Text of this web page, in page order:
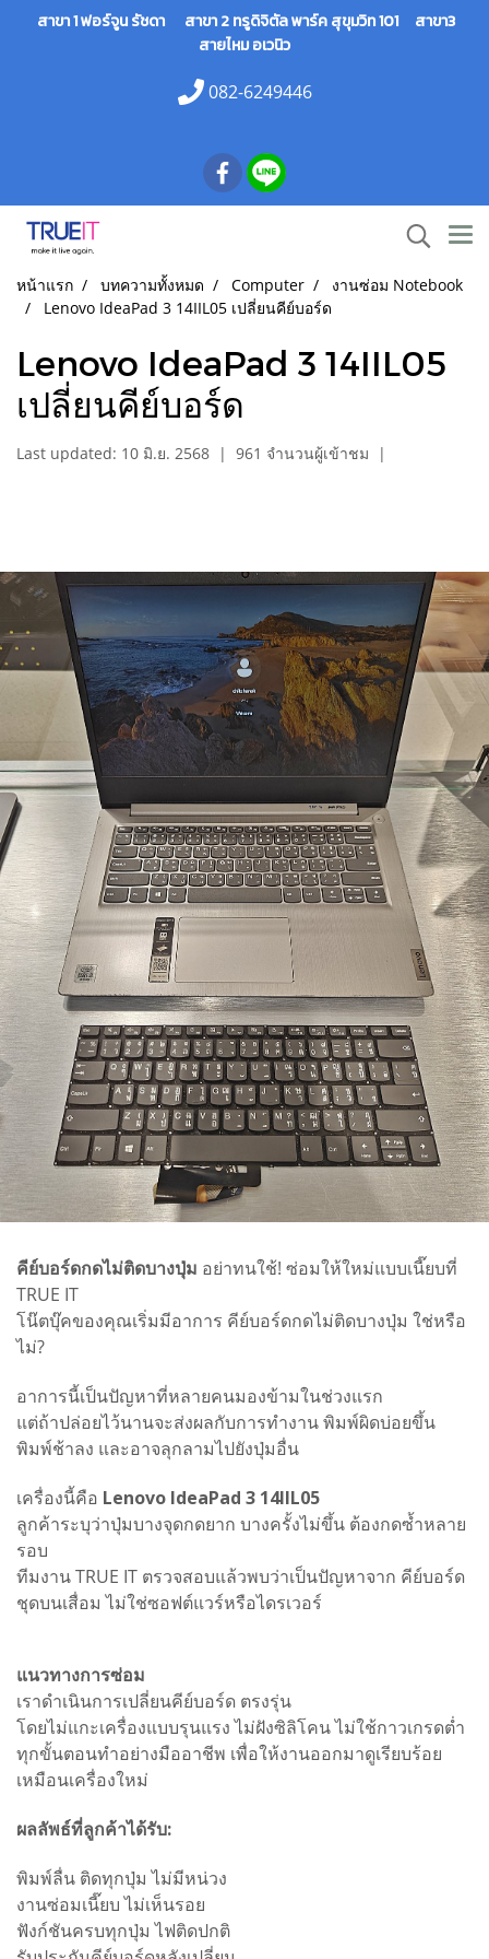
สาขา 1 ฟอร์จูน รัชดา สาขา 2 ทรูดิจิตัล พาร์ค สุขุมวิท 101 สาขา3
สายไหม อเวนิว
082-6249446
หน้าแรก บทความทั้งหมด Computer
งานซ่อม Notebook
Lenovo IdeaPad 3 14IIL05 เปลี่ยนคีย์บอร์ด
Lenovo IdeaPad 3 14IIL05
เปลี่ยนคีย์บอร์ด
Last updated: 10 มิ.ย. 2568 | 961 จำนวนผู้เข้าชม |
คีย์บอร์ดกดไม่ติดบางปุ่ม อย่าทนใช้! ซ่อมให้ใหม่แบบเนี๊ยบที่
TRUE IT
โน๊ตบุ๊คของคุณเริ่มมีอาการ คีย์บอร์ดกดไม่ติดบางปุ่ม ใช่หรือ
ไม่?
อาการนี้เป็นปัญหาที่หลายคนมองข้ามในช่วงแรก
แต่ถ้าปล่อยไว้นานจะส่งผลกับการทำงาน พิมพ์ผิดบ่อยขึ้น
พิมพ์ช้าลง และอาจลุกลามไปยังปุ่มอื่น
เครื่องนี้คือ Lenovo IdeaPad 3 14IIL05
ลูกค้าระบุว่าปุ่มบางจุดกดยาก บางครั้งไม่ขึ้น ต้องกดซ้ำหลาย
รอบ
ทีมงาน TRUE IT ตรวจสอบแล้วพบว่าเป็นปัญหาจาก คีย์บอร์ด
ชุดบนเสื่อม ไม่ใช่ซอฟต์แวร์หรือไดรเวอร์
แนวทางการซ่อม
เราดำเนินการเปลี่ยนคีย์บอร์ด ตรงรุ่น
โดยไม่แกะเครื่องแบบรุนแรง ไม่ฝังซิลิโคน ไม่ใช้กาวเกรดต่ำ
ทุกขั้นตอนทำอย่างมืออาชีพ เพื่อให้งานออกมาดูเรียบร้อย
เหมือนเครื่องใหม่
ผลลัพธ์ที่ลูกค้าได้รับ:
พิมพ์ลื่น ติดทุกปุ่ม ไม่มีหน่วง
งานซ่อมเนี๊ยบ ไม่เห็นรอย
ฟังก์ชันครบทุกปุ่ม ไฟติดปกติ